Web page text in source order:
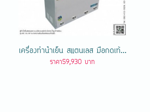
เครื่องทําน้ําเย็น สแตนเลส มือกดเท้...
ราคา59,930 บาท